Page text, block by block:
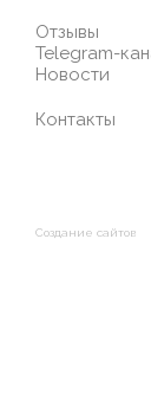
Отзывы
Telegram-
Новости
Контакты
Создание сайтов